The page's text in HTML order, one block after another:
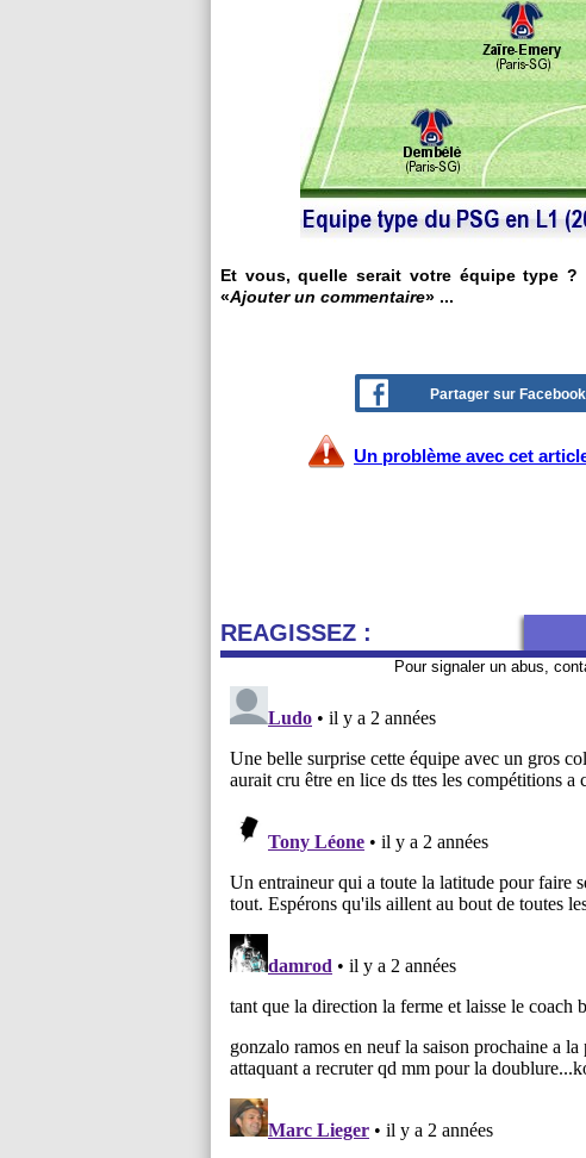
Et vous, quelle serait votre équipe type
«Ajouter un commentaire» ...
Partager sur Facebook
Un problème avec cet
REAGISSEZ :
Pour signaler un abus,